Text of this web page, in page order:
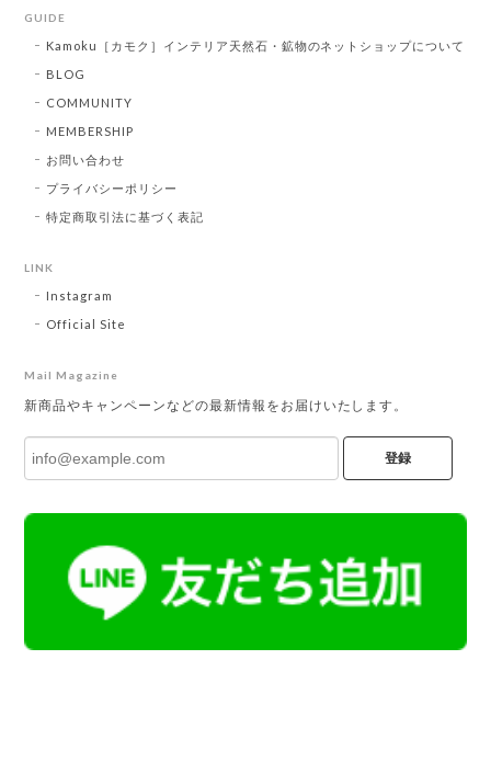
GUIDE
Kamoku［カモク］インテリア天然石・鉱物のネットショップについて
BLOG
COMMUNITY
MEMBERSHIP
お問い合わせ
プライバシーポリシー
特定商取引法に基づく表記
LINK
Instagram
Official Site
Mail Magazine
新商品やキャンペーンなどの最新情報をお届けいたします。
登録